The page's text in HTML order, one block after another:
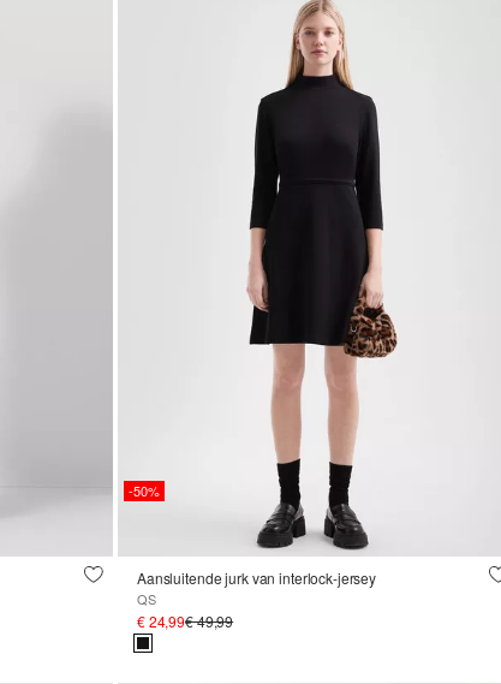
-50%
Aansluitende jurk van interlock-jersey
QS
€ 24,99€ 49,99